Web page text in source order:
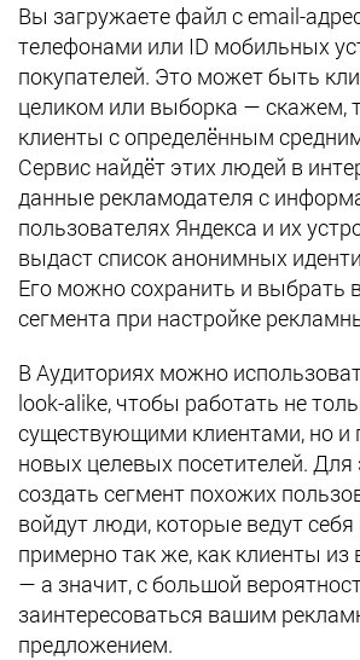
Вы загружаете файл с email-
телефонами или ID мобильных
покупателей. Это может быть
целиком или выборка — скажем,
клиенты с определённым
Сервис найдёт этих людей в
данные рекламодателя с
пользователях Яндекса и их
выдаст список анонимных
Его можно сохранить и выбрать
сегмента при настройке
В Аудиториях можно
look-alike, чтобы работать не
существующими клиентами, но и
новых целевых посетителей.
создать сегмент похожих
войдут люди, которые ведут себя
примерно так же, как клиенты из
— а значит, с большой
заинтересоваться вашим
предложением.